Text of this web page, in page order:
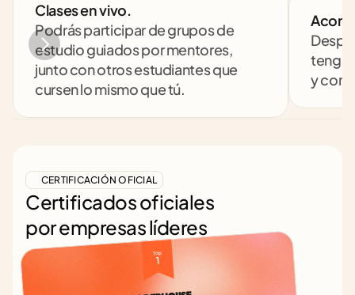
Clases en vivo.
Podrás participar de grupos de
estudio guiados por mentores,
junto con otros estudiantes que
cursen lo mismo que tú.
y
CERTIFICACIÓN OFICIAL
Certificados oficiales
por empresas líderes
Top
1